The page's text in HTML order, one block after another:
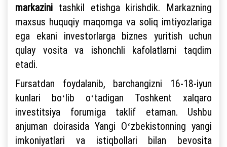
markazini tashkil etishga kirishdik. Markazning
maxsus huquqiy maqomga va soliq imtiyozlariga
ega ekani investorlarga biznes yuritish uchun
qulay vosita va ishonchli kafolatlarni taqdim
etadi.
Fursatdan foydalanib, barchangizni 16-18-iyun
kunlari boʻlib oʻtadigan Toshkent xalqaro
investitsiya forumiga taklif etaman. Ushbu
anjuman doirasida Yangi Oʻzbekistonning yangi
imkoniyatlari va istiqbollari bilan bevosita